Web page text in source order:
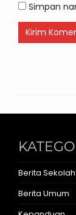
Simpan
Berita Sekolah
Berita Umum